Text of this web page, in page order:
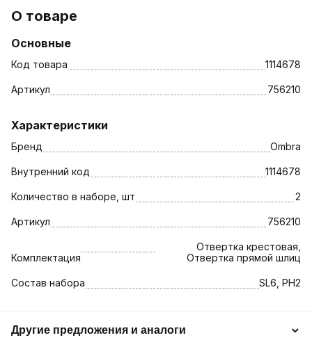
О товаре
Основные
Код товара 1114678
Артикул 756210
Характеристики
Бренд Ombra
Внутренний код 1114678
Количество в наборе, шт 2
Артикул 756210
Комплектация
Отвертка крестовая,
Отвертка прямой шлиц
Состав набора SL6, PH2
Другие предложения и аналоги